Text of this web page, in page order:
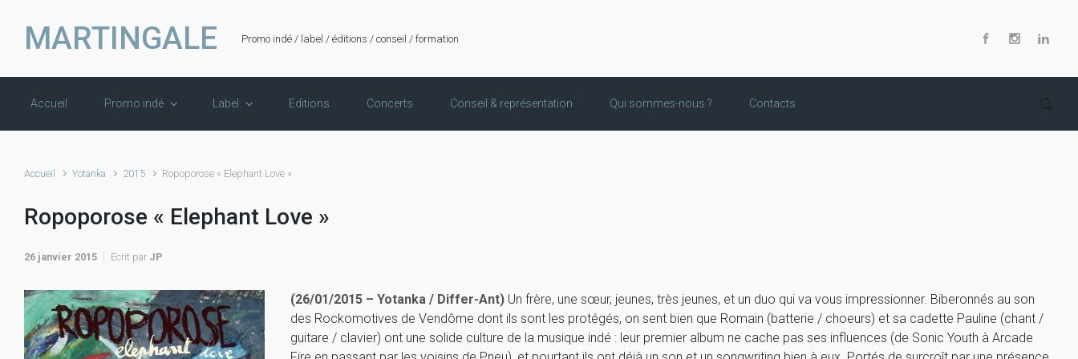
MARTINGALE Promo indé / label / éditions / conseil / formation
Accueil Promo indé Label Editions Concerts Conseil & représentation Qui sommes-nous ? Contacts
Accueil Yotanka 2015 Ropoporose « Elephant Love »
Ropoporose « Elephant Love »
26 janvier 2015 Ecrit par JP
(26/01/2015 – Yotanka / Differ-Ant) Un frère, une sœur, jeunes, très jeunes, et un duo qui va vous impressionner. Biberonnés au son
des Rockomotives de Vendôme dont ils sont les protégés, on sent bien que Romain (batterie / choeurs) et sa cadette Pauline (chant /
guitare / clavier) ont une solide culture de la musique indé : leur premier album ne cache pas ses influences (de Sonic Youth à Arcade